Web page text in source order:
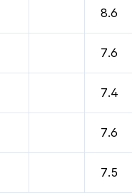
8.6
7.6
7.4
7.6
7.5